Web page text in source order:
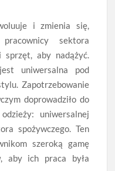
i zmienia się,
sektora
sprzęt, aby nadążyć.
uniwersalna pod
Zapotrzebowanie
doprowadziło do
uniwersalnej
spożywczego. Ten
szeroką gamę
aby ich praca była